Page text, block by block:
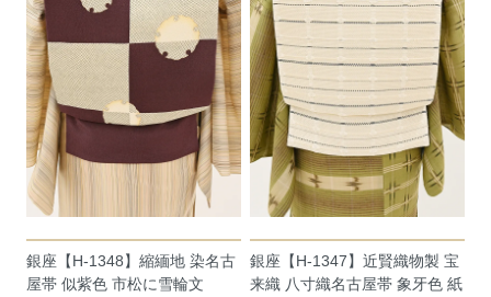
銀座【H-1348】縮緬地 染名古
屋帯 似紫色 市松に雪輪文
銀座【H-1347】近賢織物製 宝
来織 八寸織名古屋帯 象牙色 紙